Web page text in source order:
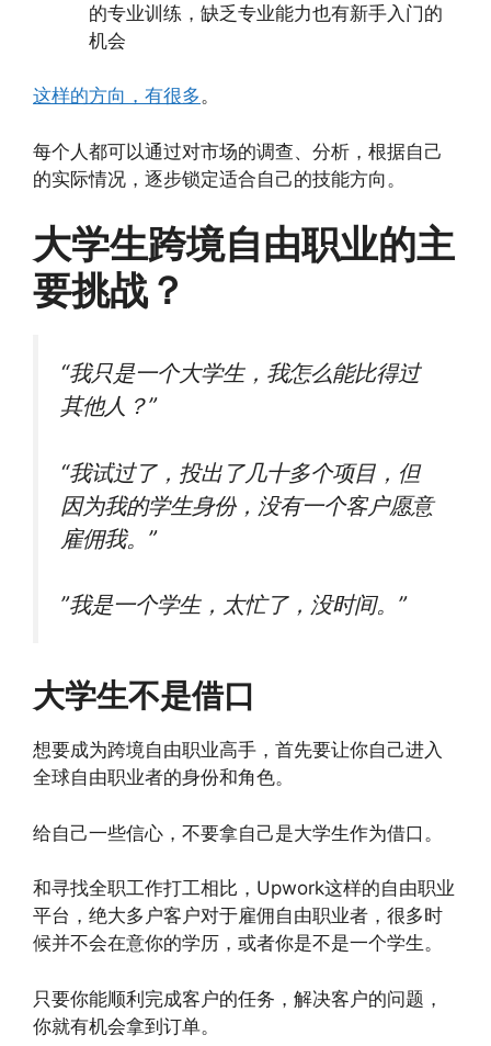
的专业训练，缺乏专业能力也有新手入门的
机会
这样的方向，有很多。
每个人都可以通过对市场的调查、分析，根据自己
的实际情况，逐步锁定适合自己的技能方向。
大学生跨境自由职业的主
要挑战？
“我只是一个大学生，我怎么能比得过
其他人？”
“我试过了，投出了几十多个项目，但
因为我的学生身份，没有一个客户愿意
雇佣我。”
”我是一个学生，太忙了，没时间。”
大学生不是借口
想要成为跨境自由职业高手，首先要让你自己进入
全球自由职业者的身份和角色。
给自己一些信心，不要拿自己是大学生作为借口。
和寻找全职工作打工相比，Upwork这样的自由职业
平台，绝大多户客户对于雇佣自由职业者，很多时
候并不会在意你的学历，或者你是不是一个学生。
只要你能顺利完成客户的任务，解决客户的问题，
你就有机会拿到订单。